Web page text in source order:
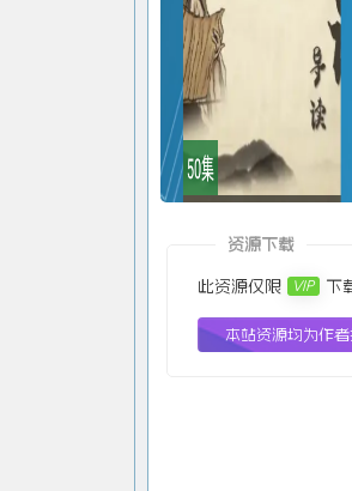
资源下载
此资源仅限 VIP 下
本站资源均为作